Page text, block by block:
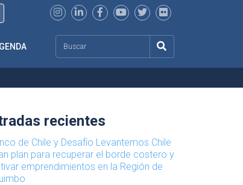
recientes
de Chile y Desafío Levantemos Chile
plan para recuperar el borde costero y
emprendimientos en la Región de